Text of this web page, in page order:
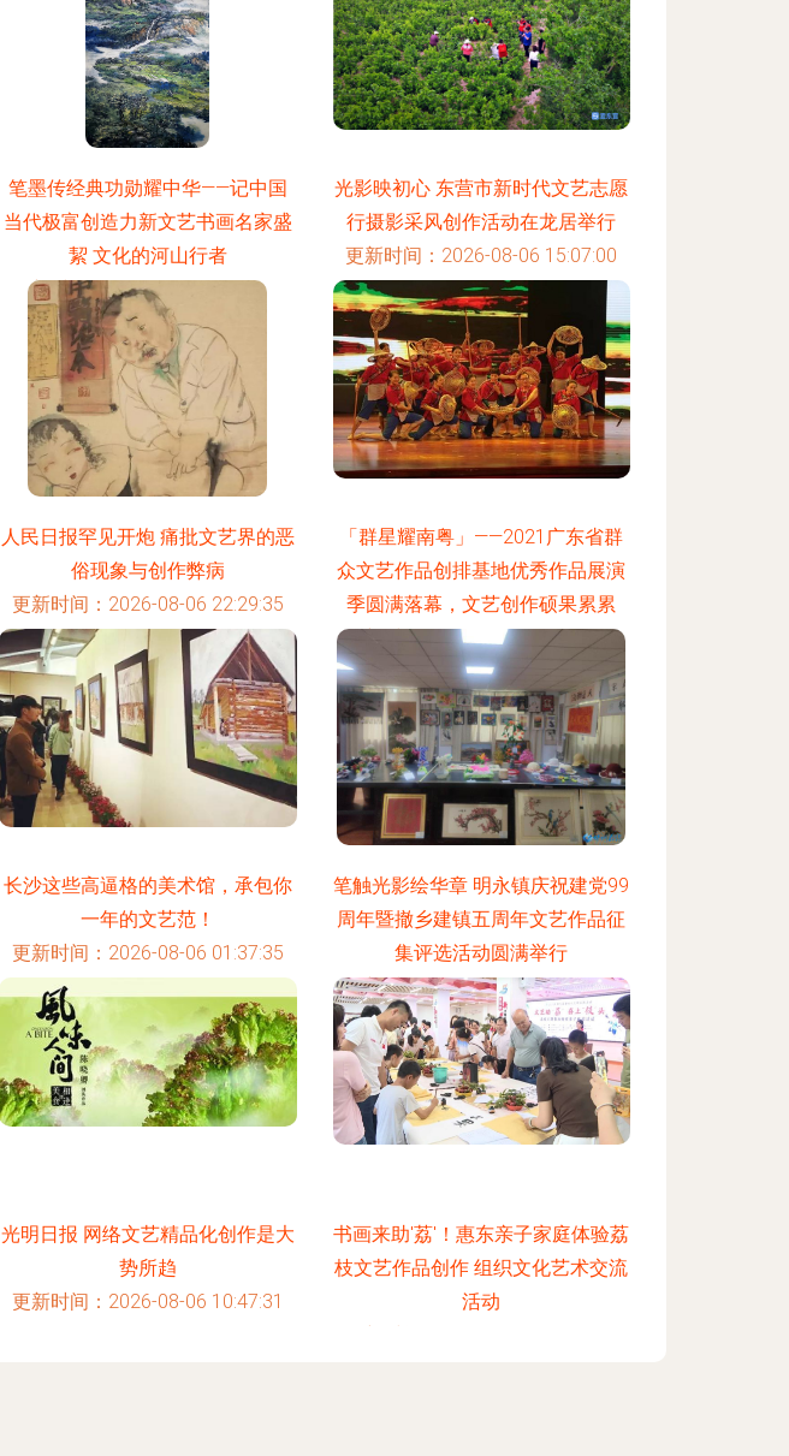
笔墨传经典功勋耀中华——记中国
当代极富创造力新文艺书画名家盛
絜 文化的河山行者
更新时间：2026-08-06 02:36:10
光影映初心 东营市新时代文艺志愿
行摄影采风创作活动在龙居举行
更新时间：2026-08-06 15:07:00
人民日报罕见开炮 痛批文艺界的恶
俗现象与创作弊病
更新时间：2026-08-06 22:29:35
「群星耀南粤」——2021广东省群
众文艺作品创排基地优秀作品展演
季圆满落幕，文艺创作硕果累累
更新时间：2026-08-06 14:51:50
长沙这些高逼格的美术馆，承包你
一年的文艺范！
更新时间：2026-08-06 01:37:35
笔触光影绘华章 明永镇庆祝建党99
周年暨撤乡建镇五周年文艺作品征
集评选活动圆满举行
更新时间：2026-08-06 16:23:52
光明日报 网络文艺精品化创作是大
势所趋
更新时间：2026-08-06 10:47:31
书画来助'荔'！惠东亲子家庭体验荔
枝文艺作品创作 组织文化艺术交流
活动